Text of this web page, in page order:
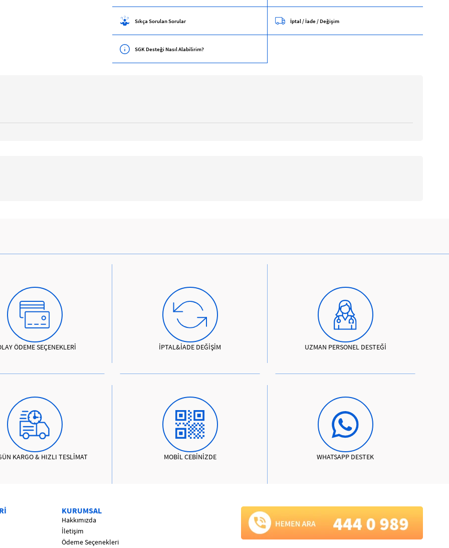
Sıkça Sorulan Sorular İptal / İade / Değişim
SGK Desteği Nasıl Alabilirim?
ÖDEME SEÇENEKLERİ İPTAL&İADE DEĞİŞİM UZMAN PERSONEL DESTEĞİ
KARGO & HIZLI TESLİMAT MOBİL CEBİNİZDE WHATSAPP DESTEK
KURUMSAL
Hakkımızda
İletişim
Ödeme Seçenekleri